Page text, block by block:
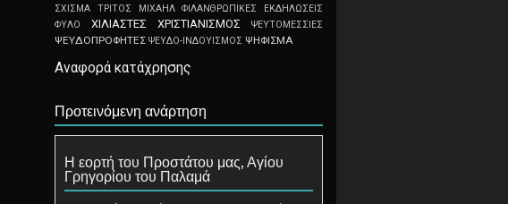
ΣΧΙΣΜΑ
ΤΡΙΤΟΣ ΜΙΧΑΗΛ ΦΙΛΑΝΘΡΩΠΙΚΕΣ ΕΚΔΗΛΩΣΕΙΣ
ΦΥΛΟ
ΧΙΛΙΑΣΤΕΣ ΧΡΙΣΤΙΑΝΙΣΜΟΣ ΨEYTOMEΣΣIEΣ
ΨEYΔOΠPOΦHTEΣ ΨΕΥΔΟ-ΙΝΔΟΥΙΣΜΟΣ ΨΗΦΙΣΜΑ
Αναφορά κατάχρησης
Προτεινόμενη ανάρτηση
Η εορτή του Προστάτου μας, Αγίου
Γρηγορίου του Παλαμά